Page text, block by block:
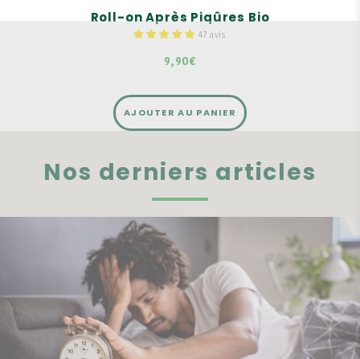
Roll-on Après Piqûres Bio
47 avis
9,90€
AJOUTER AU PANIER
Nos derniers articles